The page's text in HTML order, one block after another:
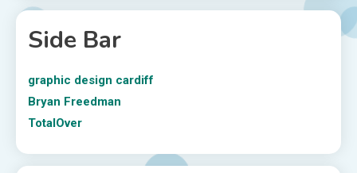
Side Bar
graphic design cardiff
Bryan Freedman
TotalOver